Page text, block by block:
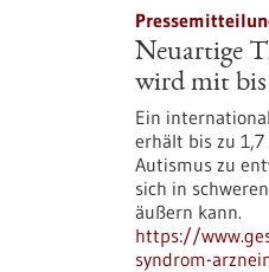
Neuartige
wird mit
Ein
erhält bis zu
Autismus zu
sich in
äußern kann.
https://
syndrom-